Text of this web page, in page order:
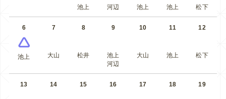
池上 河辺 池上 池上 松下
6
池上
7
大山
8
松井
9
池上
河辺
10
大山
11
池上
12
松下
13 14 15 16 17 18 19